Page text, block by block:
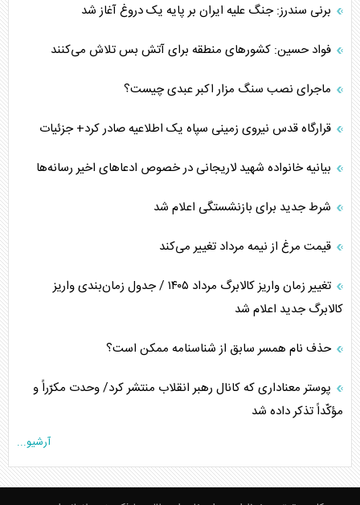
برنی سندرز: جنگ علیه ایران بر پایه یک دروغ آغاز شد
فواد حسین: کشورهای منطقه برای آتش بس تلاش می‌کنند
ماجرای نصب سنگ مزار اکبر عبدی چیست؟
قرارگاه قدس نیروی زمینی سپاه یک اطلاعیه صادر کرد+ جزئیات
بیانیه خانواده شهید لاریجانی در خصوص ادعاهای اخیر رسانه‌ها
شرط جدید برای بازنشستگی اعلام شد
قیمت مرغ از نیمه مرداد تغییر می‌کند
تغییر زمان واریز کالابرگ مرداد ۱۴۰۵ / جدول زمان‌بندی واریز
کالابرگ جدید اعلام شد
حذف نام همسر سابق از شناسنامه ممکن است؟
پوستر معناداری که کانال رهبر انقلاب منتشر کرد/ وحدت مکرّراً و
مؤکّداً تذکر داده شد
آرشیو...